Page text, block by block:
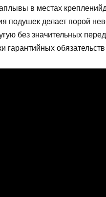
в местах
подушек делает порой
без значительных
гарантийных